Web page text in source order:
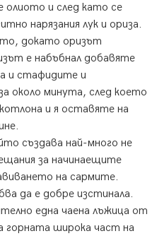
олиото и след като се
нарязания лук и ориза.
докато оризът
е набъбнал добавяте
и стафидите и
около минута, след което
и я оставяте на
създава най-много не
за начинаещите
на сармите.
да е добре изстинала.
една чаена лъжица от
горната широка част на